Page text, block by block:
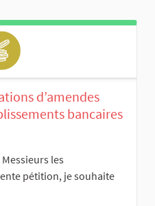
d’amendes
bancaires
les
pétition, je souhaite